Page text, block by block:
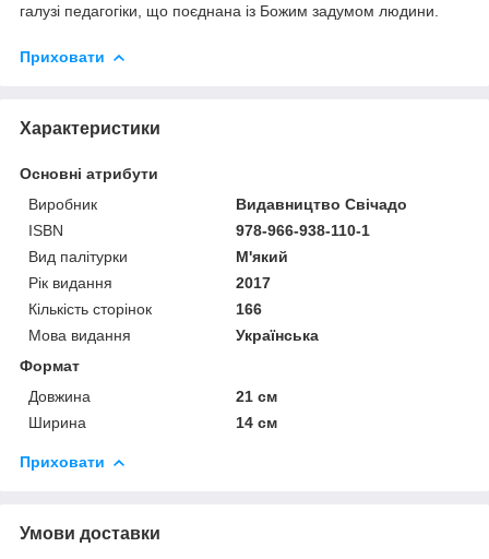
галузі педагогіки, що поєднана із Божим задумом людини.
Приховати
Характеристики
Основні атрибути
Виробник
Видавництво Свічадо
ISBN
978-966-938-110-1
Вид палітурки
М'який
Рік видання
2017
Кількість сторінок
166
Мова видання
Українська
Формат
Довжина
21 см
Ширина
14 см
Приховати
Умови доставки